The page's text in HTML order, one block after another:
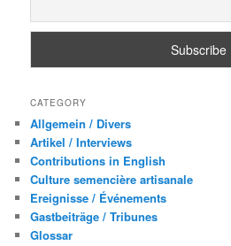
CATEGORY
Allgemein / Divers
Artikel / Interviews
Contributions in English
Culture semencière artisanale
Ereignisse / Événements
Gastbeiträge / Tribunes
Glossar